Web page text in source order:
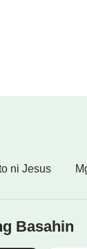
ni Jesus
Basahin